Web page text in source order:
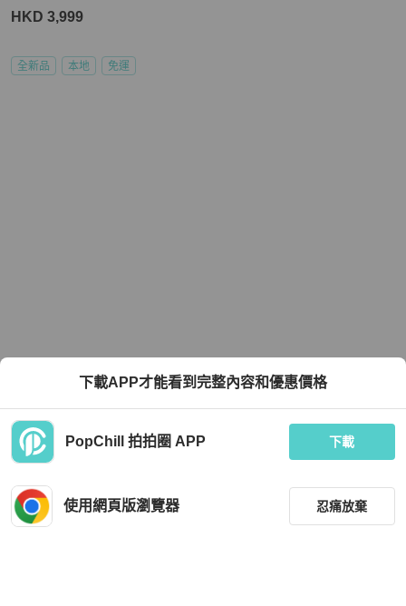
HKD 3,999
全新品 本地 免運
下載APP才能看到完整內容和優惠價格
PopChill 拍拍圈 APP 下載
使用網頁版瀏覽器 忍痛放棄